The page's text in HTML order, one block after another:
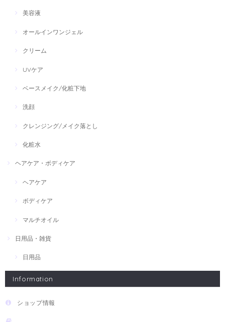
美容液
オールインワンジェル
クリーム
UVケア
ベースメイク/化粧下地
洗顔
クレンジング/メイク落とし
化粧水
ヘアケア・ボディケア
ヘアケア
ボディケア
マルチオイル
日用品・雑貨
日用品
Information
ショップ情報